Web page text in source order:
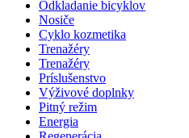
Odkladanie bicyklov
Nosiče
Cyklo kozmetika
Trenažéry
Trenažéry
Príslušenstvo
Výživové doplnky
Pitný režim
Energia